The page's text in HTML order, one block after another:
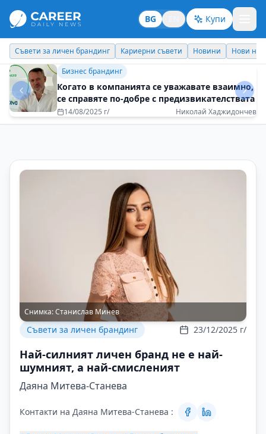
BG Купи
Кариерни съвети Новини Нови назначения Днес празнува
Личен брандинг
Лекар на годината 2025: Характерът спасява
животи
15/12/2025 г/ Проф. д-р Николай Габровски
Снимка:Станислав Минев
Съвети за личен брандинг 23/12/2025 г/
Най-силният личен бранд не е най-
шумният, а най-смисленият
Даяна Митева-Станева
Контакти на Даяна Митева-Станева :